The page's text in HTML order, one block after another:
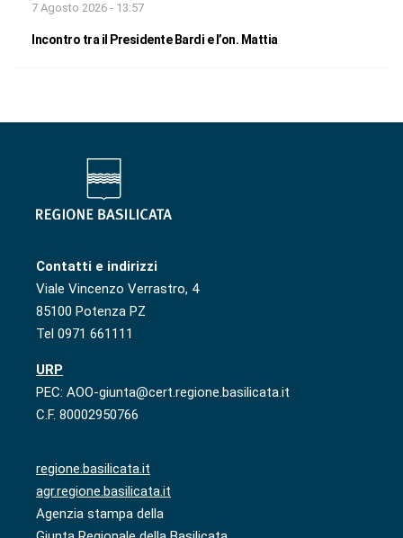
7 Agosto 2026 - 13:57
Incontro tra il Presidente Bardi e l’on. Mattia
Contatti e indirizzi
Viale Vincenzo Verrastro, 4
85100 Potenza PZ
Tel 0971 661111
URP
PEC: AOO-giunta@cert.regione.basilicata.it
C.F. 80002950766
regione.basilicata.it
agr.regione.basilicata.it
Agenzia stampa della